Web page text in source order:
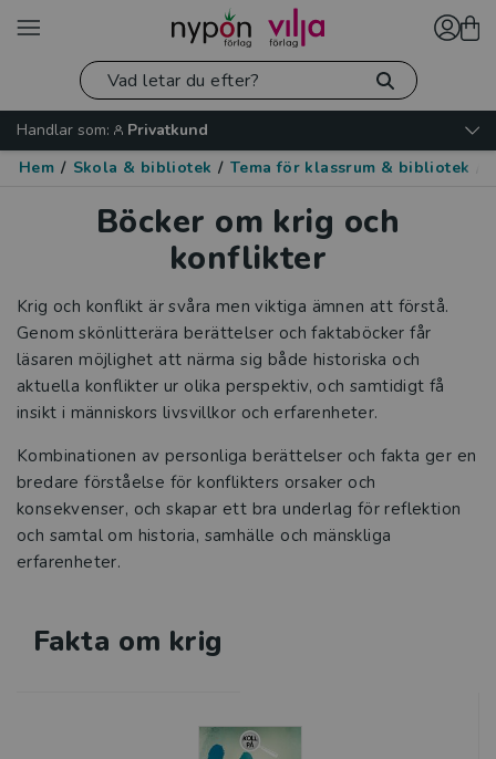
Handlar som:
Privatkund
Hem / Skola & bibliotek / Tema för klassrum & bibliotek
Böcker om krig och
konflikter
Krig och konflikt är svåra men viktiga ämnen att förstå.
Genom skönlitterära berättelser och faktaböcker får
läsaren möjlighet att närma sig både historiska och
aktuella konflikter ur olika perspektiv, och samtidigt få
insikt i människors livsvillkor och erfarenheter.
Kombinationen av personliga berättelser och fakta ger en
bredare förståelse för konflikters orsaker och
konsekvenser, och skapar ett bra underlag för reflektion
och samtal om historia, samhälle och mänskliga
erfarenheter.
Fakta om krig